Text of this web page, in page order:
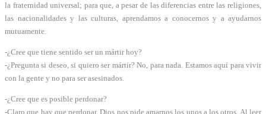
la fraternidad universal; para que, a pesar de las diferencias entre las religiones,
las nacionalidades y las culturas, aprendamos a conocernos y a ayudarnos
mutuamente.
-¿Cree que tiene sentido ser un mártir hoy?
-¿Pregunta si deseo, si quiero ser mártir? No, para nada. Estamos aquí para vivir
con la gente y no para ser asesinados.
-¿Cree que es posible perdonar?
-Claro que hay que perdonar. Dios nos pide amarnos los unos a los otros. Al leer